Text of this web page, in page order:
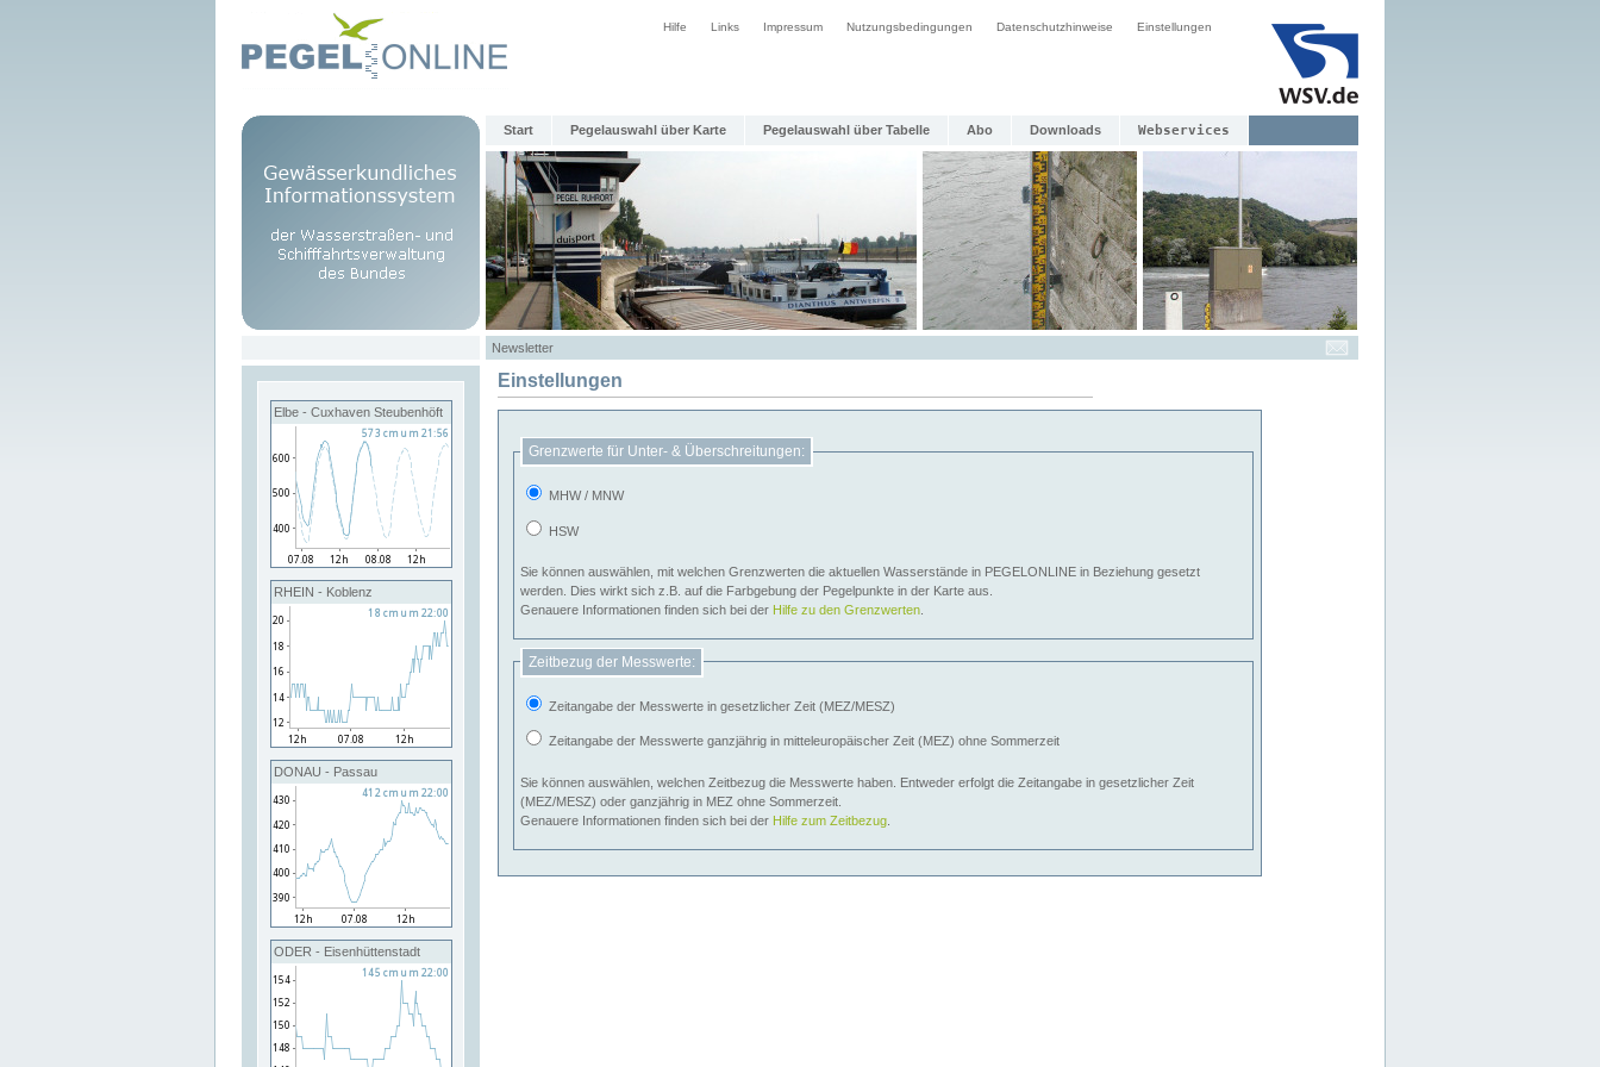
Hilfe Links Impressum Nutzungsbedingungen Datenschutzhinweise Einstellungen
Start Pegelauswahl über Karte Pegelauswahl über Tabelle Abo Downloads Webservices
Newsletter
Elbe - Cuxhaven Steubenhöft
RHEIN - Koblenz
DONAU - Passau
ODER - Eisenhüttenstadt
Einstellungen
Grenzwerte für Unter- & Überschreitungen:
MHW / MNW
HSW
Sie können auswählen, mit welchen Grenzwerten die aktuellen Wasserstände in PEGELONLINE in Beziehung gesetzt
werden. Dies wirkt sich z.B. auf die Farbgebung der Pegelpunkte in der Karte aus.
Genauere Informationen finden sich bei der Hilfe zu den Grenzwerten
Zeitbezug der Messwerte:
Zeitangabe der Messwerte in gesetzlicher Zeit (MEZ/MESZ)
Zeitangabe der Messwerte ganzjährig in mitteleuropäischer Zeit (MEZ) ohne Sommerzeit
Sie können auswählen, welchen Zeitbezug die Messwerte haben. Entweder erfolgt die Zeitangabe in gesetzlicher Zeit
(MEZ/MESZ) oder ganzjährig in MEZ ohne Sommerzeit.
Genauere Informationen finden sich bei der Hilfe zum Zeitbezug